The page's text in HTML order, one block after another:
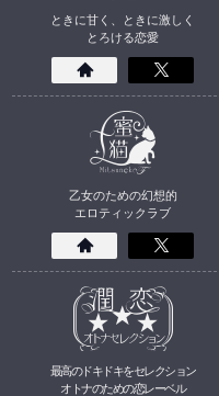
ときに甘く、ときに激しく
とろける恋愛
乙女のための幻想的
エロティックラブ
最高のドキドキをセレクション
オトナのための恋レーベル